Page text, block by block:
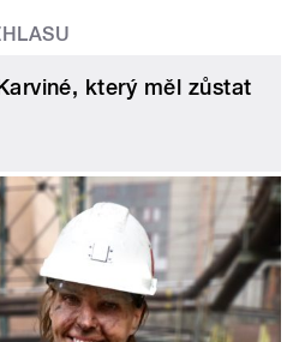
který měl zůstat